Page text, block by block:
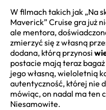
W filmach takich jak „Na
Maverick” Cruise gra już
ale mentora,
zmierzyć się z własną
dodana, którą przynosi
postacie mają teraz
jego własną, wieloletnią
autentyczność, której nie
mówiąc, on nadal ma ten
Niesamowite.